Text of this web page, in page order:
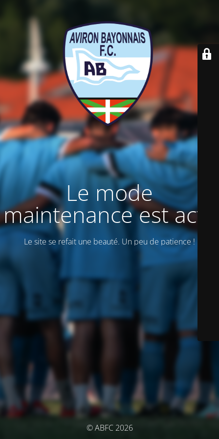
Le mode
maintenance est actif
Le site se refait une beauté. Un peu de patience !
© ABFC 2026